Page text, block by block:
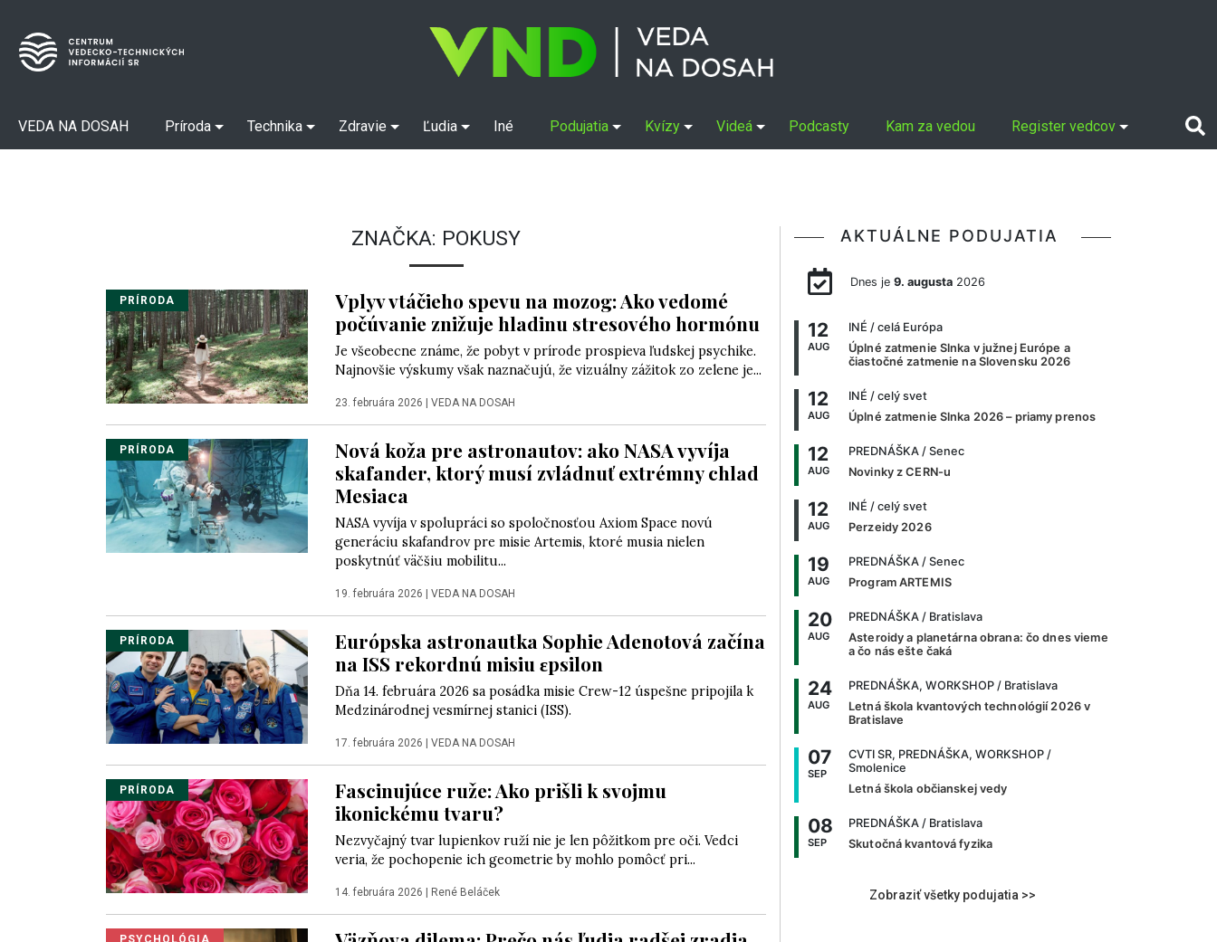
VEDA NA DOSAH Príroda Technika Zdravie Ľudia Iné Podujatia Kvízy Videá Podcasty Kam za vedou Register vedcov
ZNAČKA: POKUSY
PRÍRODA
Vplyv vtáčieho spevu na mozog: Ako vedomé
počúvanie znižuje hladinu stresového hormónu
Je všeobecne známe, že pobyt v prírode prospieva ľudskej psychike.
Najnovšie výskumy však naznačujú, že vizuálny zážitok zo zelene je...
23. februára 2026 VEDA NA DOSAH
PRÍRODA
Nová koža pre astronautov: ako NASA vyvíja
skafander, ktorý musí zvládnuť extrémny chlad
Mesiaca
NASA vyvíja v spolupráci so spoločnosťou Axiom Space novú
generáciu skafandrov pre misie Artemis, ktoré musia nielen
poskytnúť väčšiu mobilitu...
19. februára 2026 VEDA NA DOSAH
PRÍRODA
Európska astronautka Sophie Adenotová začína
na ISS rekordnú misiu εpsilon
Dňa 14. februára 2026 sa posádka misie Crew-12 úspešne pripojila k
Medzinárodnej vesmírnej stanici (ISS).
17. februára 2026 VEDA NA DOSAH
PRÍRODA
Fascinujúce ruže: Ako prišli k svojmu
ikonickému tvaru?
Nezvyčajný tvar lupienkov ruží nie je len pôžitkom pre oči. Vedci
veria, že pochopenie ich geometrie by mohlo pomôcť pri...
14. februára 2026 René Beláček
PSYCHOLÓGIA
AKTUÁLNE PODUJATIA
Dnes je 9. augusta2026
12
AUG
INÉ / celá Európa
Úplné zatmenie Slnka v južnej Európe a
čiastočné zatmenie na Slovensku 2026
12
AUG
INÉ / celý svet
Úplné zatmenie Slnka 2026 – priamy prenos
12
AUG
PREDNÁŠKA / Senec
Novinky z CERN-u
12
AUG
INÉ / celý svet
Perzeidy 2026
19
AUG
PREDNÁŠKA / Senec
Program ARTEMIS
20
AUG
PREDNÁŠKA / Bratislava
Asteroidy a planetárna obrana: čo dnes vieme
a čo nás ešte čaká
24
AUG
PREDNÁŠKA, WORKSHOP / Bratislava
Letná škola kvantových technológií 2026 v
Bratislave
07
SEP
CVTI SR, PREDNÁŠKA, WORKSHOP /
Smolenice
Letná škola občianskej vedy
08
SEP
PREDNÁŠKA / Bratislava
Skutočná kvantová fyzika
Zobraziť všetky podujatia >>